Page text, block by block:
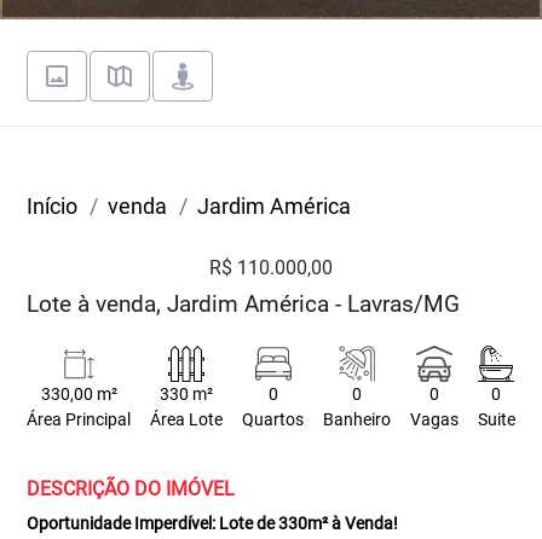
Início venda Jardim América
R$ 110.000,00
Lote à venda, Jardim América - Lavras/MG
330,00 m²
Área Principal
330 m²
Área Lote
0
Quartos
0
Banheiro
0
Vagas
0
Suite
DESCRIÇÃO DO IMÓVEL
Oportunidade Imperdível: Lote de 330m² à Venda!